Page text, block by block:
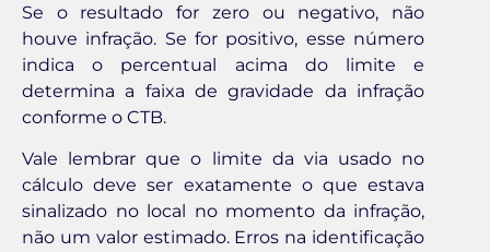
Se o resultado for zero ou negativo, não
houve infração. Se for positivo, esse número
indica o percentual acima do limite e
determina a faixa de gravidade da infração
conforme o CTB.
Vale lembrar que o limite da via usado no
cálculo deve ser exatamente o que estava
sinalizado no local no momento da infração,
não um valor estimado. Erros na identificação